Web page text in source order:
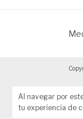
Al navegar por
tu experiencia de